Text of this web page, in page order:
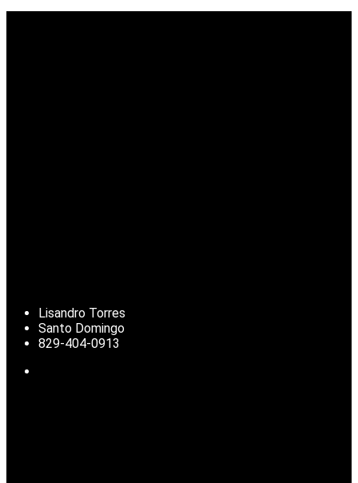
Lisandro Torres
Santo Domingo
829-404-0913